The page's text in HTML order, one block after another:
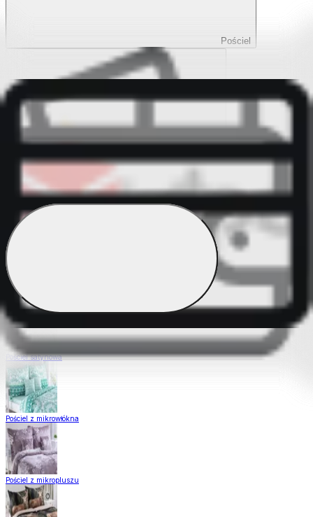
Pościel
Pokaż wszystko
Pościel Dual Feel
Pościel z gładkiej bawełny
Pościel satynowa
Pościel z mikrowłókna
Pościel z mikropluszu